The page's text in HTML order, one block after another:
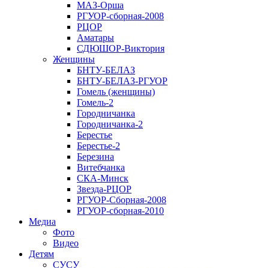
МАЗ-Орша
РГУОР-сборная-2008
РЦОР
Аматары
СДЮШОР-Виктория
Женщины
БНТУ-БЕЛАЗ
БНТУ-БЕЛАЗ-РГУОР
Гомель (женщины)
Гомель-2
Городничанка
Городничанка-2
Берестье
Берестье-2
Березина
Витебчанка
СКА-Минск
Звезда-РЦОР
РГУОР-Сборная-2008
РГУОР-сборная-2010
Медиа
Фото
Видео
Детям
СУСУ